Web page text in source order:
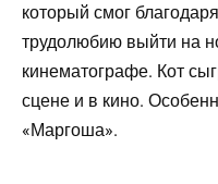
который смог
трудолюбию выйти на
кинематографе. Кот
сцене и в кино.
«Маргоша».